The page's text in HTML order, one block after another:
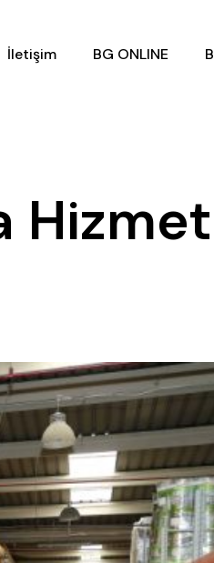
İletişim BG ONLINE